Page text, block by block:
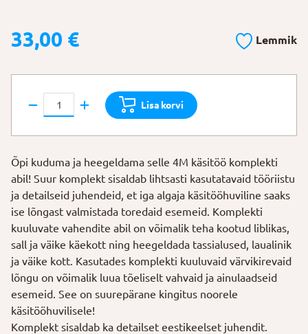
33,00 € Lemmik
Käsitöö
komplekt
Lisa korvi
Õpi kuduma ja heegeldama selle 4M käsitöö komplekti
abil! Suur komplekt sisaldab lihtsasti kasutatavaid tööriistu
ja detailseid juhendeid, et iga algaja käsitööhuviline saaks
ise lõngast valmistada toredaid esemeid. Komplekti
kuuluvate vahendite abil on võimalik teha kootud liblikas,
sall ja väike käekott ning heegeldada tassialused, laualinik
ja väike kott. Kasutades komplekti kuuluvaid värvikirevaid
lõngu on võimalik luua tõeliselt vahvaid ja ainulaadseid
esemeid. See on suurepärane kingitus noorele
käsitööhuvilisele!
Komplekt sisaldab ka detailset eestikeelset juhendit.